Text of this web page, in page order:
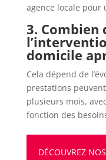
agence locale pour
3. Combien
domicile
Cela dépend de
prestations
plusieurs mois,
fonction des
DÉCOUVREZ